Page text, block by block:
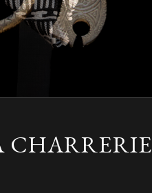
CHARRERIE